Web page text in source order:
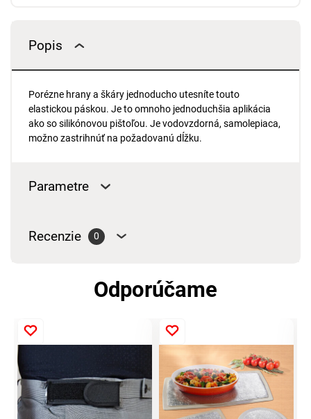
Popis
Porézne hrany a škáry jednoducho utesníte touto
elastickou páskou. Je to omnoho jednoduchšia aplikácia
ako so silikónovou pištoľou. Je vodovzdorná, samolepiaca,
možno zastrihnúť na požadovanú dĺžku.
Parametre
Recenzie 0
Odporúčame